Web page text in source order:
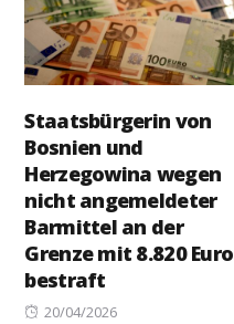
Staatsbürgerin von
Bosnien und
Herzegowina wegen
nicht angemeldeter
Barmittel an der
Grenze mit 8.820 Euro
bestraft
Posted
20/04/2026